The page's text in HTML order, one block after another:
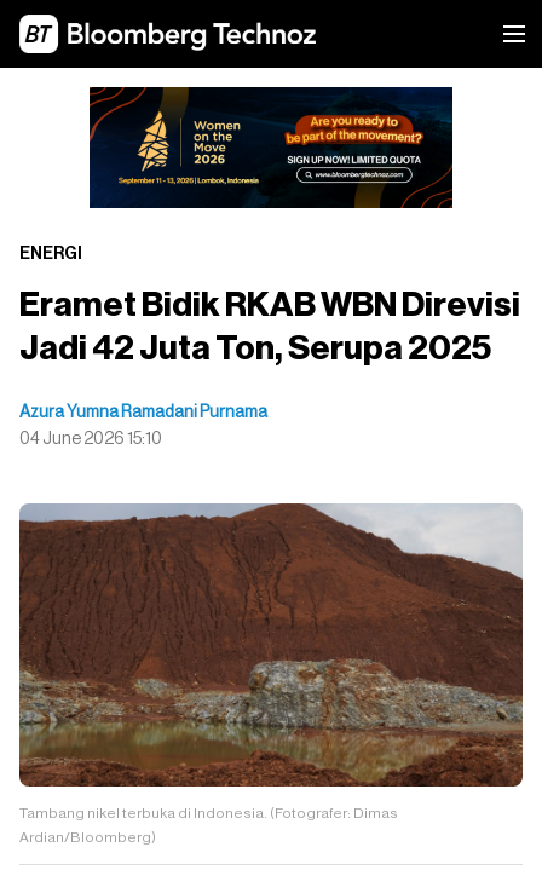
ENERGI
Eramet Bidik RKAB WBN Direvisi
Jadi 42 Juta Ton, Serupa 2025
Azura Yumna Ramadani Purnama
04 June 2026 15:10
Tambang nikel terbuka di Indonesia. (Fotografer: Dimas
Ardian/Bloomberg)